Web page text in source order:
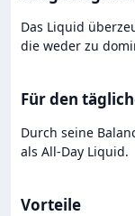
Das Liquid
die weder zu
Für den
Durch seine
als All-Day Liquid.
Vorteile